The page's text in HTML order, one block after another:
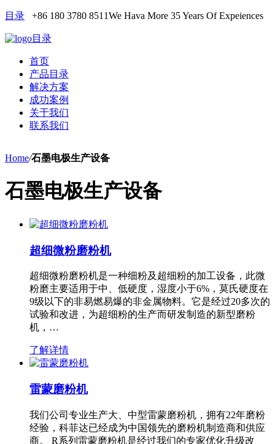
目录 +86 180 3780 8511We Hava More 35 Years Of Expeiences
目录
首页
产品目录
解决方案
成功案例
关于我们
联系我们
Home/石墨电极生产设备
石墨电极生产设备
超细微粉磨粉机
超细微粉磨粉机是一种细粉及超细粉的加工设备，此微
粉磨主要适用于中、低硬度，湿度小于6%，莫氏硬度在
9级以下的非易燃易爆的非金属物料。它是经过20多次的
试验和改进，为超细粉的生产而研发制造的新型磨粉
机，…
了解详情
雷蒙磨粉机
我们公司专业生产大、中型雷蒙磨粉机，拥有22年磨粉
经验，科菲达已经成为中国领先的磨粉机制造商和供应
商。 R系列雷蒙磨粉机是经过我们的专家优化升级改